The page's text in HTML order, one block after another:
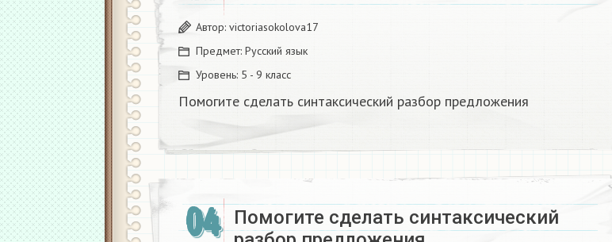
Автор: victoriasokolova17
Предмет: Русский язык
Уровень: 5 - 9 класс
Помогите сделать синтаксический разбор предложения
04
Помогите сделать синтаксический